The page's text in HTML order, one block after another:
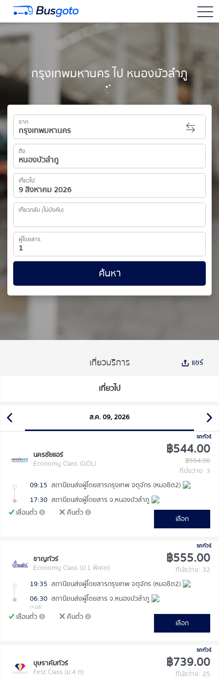
กรุงเทพมหานคร ไป หนองบัวลำภู
จาก
ถึง
เที่ยวไป
เที่ยวกลับ (ไม่บังคับ)
ผู้โดยสาร
ค้นหา
เที่ยวบริการ แชร์
เที่ยวไป
ส.ค. 09, 2026
รถทัวร์
นครชัยแอร์
Economy Class (GOL)
฿544.00
฿554.00
ที่นั่งว่าง: 3
09:15 สถานีขนส่งผู้โดยสารกรุงเทพ จตุจักร (หมอชิต2)
17:30 สถานีขนส่งผู้โดยสาร จ.หนองบัวลำภู
เลื่อนตั๋ว
คืนตั๋ว
เลือก
รถทัวร์
ชาญทัวร์
Economy Class (ป.1 พิเศษ)
฿555.00
ที่นั่งว่าง: 32
19:35 สถานีขนส่งผู้โดยสารกรุงเทพ จตุจักร (หมอชิต2)
06:30 สถานีขนส่งผู้โดยสาร จ.หนองบัวลำภู
(+1d)
เลื่อนตั๋ว คืนตั๋ว
เลือก
รถทัวร์
บุษราคัมทัวร์
First Class (ม.4 ก)
฿739.00
ที่นั่งว่าง: 25